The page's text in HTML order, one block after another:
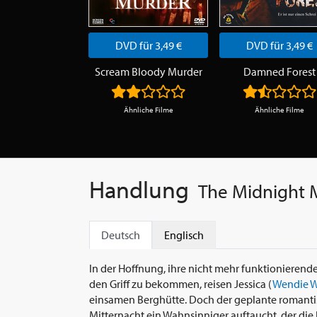
DVD für 3,49 €
Scream Bloody Murder
Ähnliche Filme
DVD für 3,49 €
Damned Forest
Ähnliche Filme
Handlung The Midnight
Deutsch Englisch
In der Hoffnung, ihre nicht mehr
den Griff zu bekommen, reisen Jessica (Wendie
einsamen Berghütte. Doch der geplante